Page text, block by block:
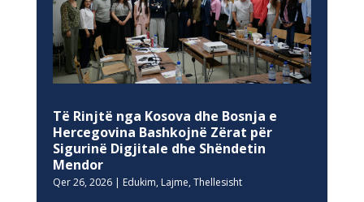
Të Rinjtë nga Kosova dhe Bosnja e
Hercegovina Bashkojnë Zërat për
Sigurinë Digjitale dhe Shëndetin
Mendor
Qer 26, 2026| Edukim, Lajme, Thellesisht